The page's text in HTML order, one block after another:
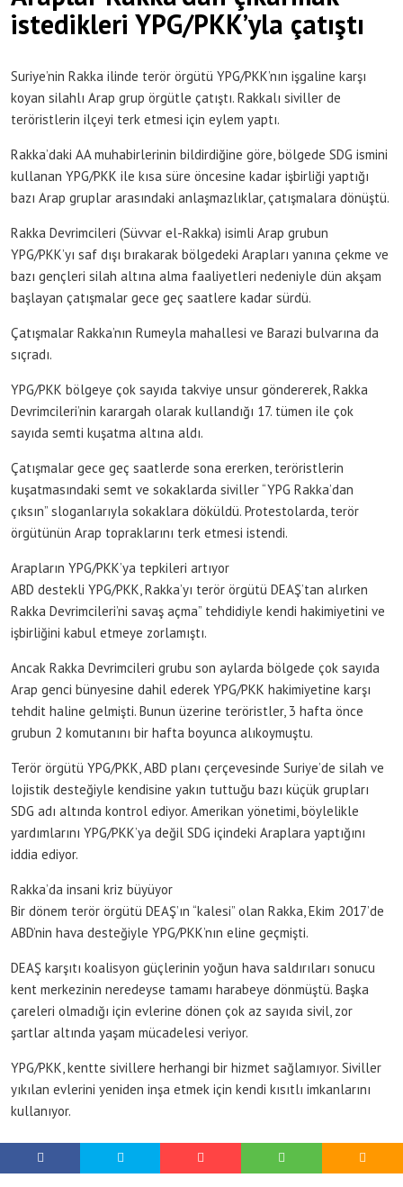
istedikleri YPG/PKK’yla çatıştı
Suriye’nin Rakka ilinde terör örgütü YPG/PKK’nın işgaline karşı
koyan silahlı Arap grup örgütle çatıştı. Rakkalı siviller de
teröristlerin ilçeyi terk etmesi için eylem yaptı.
Rakka’daki AA muhabirlerinin bildirdiğine göre, bölgede SDG ismini
kullanan YPG/PKK ile kısa süre öncesine kadar işbirliği yaptığı
bazı Arap gruplar arasındaki anlaşmazlıklar, çatışmalara dönüştü.
Rakka Devrimcileri (Süvvar el-Rakka) isimli Arap grubun
YPG/PKK’yı saf dışı bırakarak bölgedeki Arapları yanına çekme ve
bazı gençleri silah altına alma faaliyetleri nedeniyle dün akşam
başlayan çatışmalar gece geç saatlere kadar sürdü.
Çatışmalar Rakka’nın Rumeyla mahallesi ve Barazi bulvarına da
sıçradı.
YPG/PKK bölgeye çok sayıda takviye unsur göndererek, Rakka
Devrimcileri’nin karargah olarak kullandığı 17. tümen ile çok
sayıda semti kuşatma altına aldı.
Çatışmalar gece geç saatlerde sona ererken, teröristlerin
kuşatmasındaki semt ve sokaklarda siviller “YPG Rakka’dan
çıksın” sloganlarıyla sokaklara döküldü. Protestolarda, terör
örgütünün Arap topraklarını terk etmesi istendi.
Arapların YPG/PKK’ya tepkileri artıyor
ABD destekli YPG/PKK, Rakka’yı terör örgütü DEAŞ’tan alırken
Rakka Devrimcileri’ni savaş açma” tehdidiyle kendi hakimiyetini ve
işbirliğini kabul etmeye zorlamıştı.
Ancak Rakka Devrimcileri grubu son aylarda bölgede çok sayıda
Arap genci bünyesine dahil ederek YPG/PKK hakimiyetine karşı
tehdit haline gelmişti. Bunun üzerine teröristler, 3 hafta önce
grubun 2 komutanını bir hafta boyunca alıkoymuştu.
Terör örgütü YPG/PKK, ABD planı çerçevesinde Suriye’de silah ve
lojistik desteğiyle kendisine yakın tuttuğu bazı küçük grupları
SDG adı altında kontrol ediyor. Amerikan yönetimi, böylelikle
yardımlarını YPG/PKK’ya değil SDG içindeki Araplara yaptığını
iddia ediyor.
Rakka’da insani kriz büyüyor
Bir dönem terör örgütü DEAŞ’ın “kalesi” olan Rakka, Ekim 2017’de
ABD’nin hava desteğiyle YPG/PKK’nın eline geçmişti.
DEAŞ karşıtı koalisyon güçlerinin yoğun hava saldırıları sonucu
kent merkezinin neredeyse tamamı harabeye dönmüştü. Başka
çareleri olmadığı için evlerine dönen çok az sayıda sivil, zor
şartlar altında yaşam mücadelesi veriyor.
YPG/PKK, kentte sivillere herhangi bir hizmet sağlamıyor. Siviller
yıkılan evlerini yeniden inşa etmek için kendi kısıtlı imkanlarını
kullanıyor.